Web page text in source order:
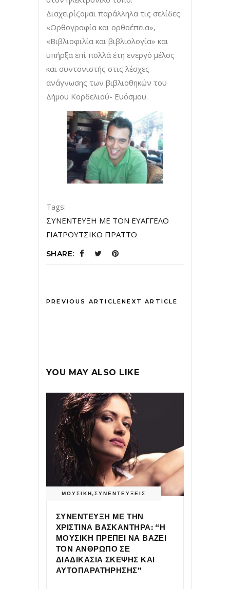
Διαχειρίζομαι παράλληλα τις σελίδες
«Ορθογραφία και ορθοέπεια»,
«Βιβλιοφιλία και βιβλιολογία» και
υπήρξα επί πολλά έτη ενεργό μέλος
και συντονιστής στις λέσχες
ανάγνωσης των βιβλιοθηκών του
Δήμου Κορδελιού- Ευόσμου.
Tags:
ΣΥΝΕΝΤΕΥΞΗ ΜΕ ΤΟΝ ΕΥΑΓΓΕΛΟ
ΓΙΑΤΡΟΥΤΣΙΚΟ ΠΡΑΤΤΟ
SHARE:
PREVIOUS ARTICLENEXT ARTICLE
YOU MAY ALSO LIKE
ΜΟΥΣΙΚΗ,ΣΥΝΕΝΤΕΥΞΕΙΣ
ΣΥΝΕΝΤΕΥΞΗ ΜΕ ΤΗΝ
ΧΡΙΣΤΙΝΑ ΒΑΣΚΑΝΤΗΡΑ: “Η
ΜΟΥΣΙΚΗ ΠΡΕΠΕΙ ΝΑ ΒΑΖΕΙ
ΤΟΝ ΑΝΘΡΩΠΟ ΣΕ
ΔΙΑΔΙΚΑΣΙΑ ΣΚΕΨΗΣ ΚΑΙ
ΑΥΤΟΠΑΡΑΤΗΡΗΣΗΣ”